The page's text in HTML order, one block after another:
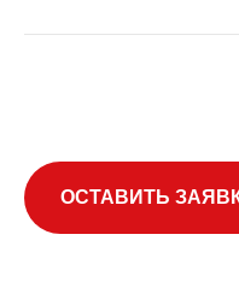
ОСТАВИТЬ